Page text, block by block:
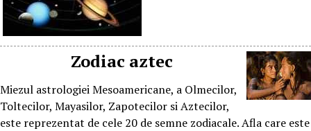
Zodiac aztec
Miezul astrologiei Mesoamericane, a Olmecilor,
Toltecilor, Mayasilor, Zapotecilor si Aztecilor,
este reprezentat de cele 20 de semne zodiacale. Afla care este